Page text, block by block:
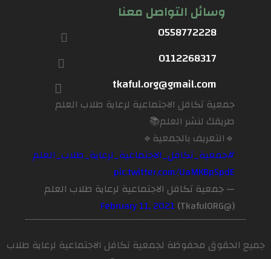
وسائل التواصل معنا
0558772228
0112268317
tkaful.org@gmail.com
جمعية تكافل الاجتماعية لرعاية طلاب العلم
طريقك لنشر العلم📚
🔹التعريف بالجمعية🔹
#جمعية_تكافل_الاجتماعية_لرعاية_طلاب_العلم
pic.twitter.com/UaMKBp5pdE
— جمعية تكافل الاجتماعية لرعاية طلاب العلم
(@TkafulORG)
February 11, 2021
جميع الحقوق محفوظة لجمعية تكافل الاجتماعية لرعاية طلاب